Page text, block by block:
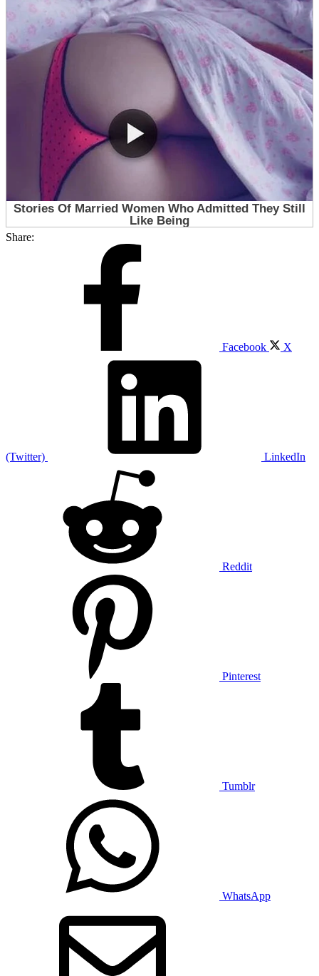
Share:
Facebook X
(Twitter) LinkedIn
Reddit
Pinterest
Tumblr
WhatsApp